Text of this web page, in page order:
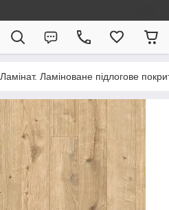
Ламінат. Ламіноване підлогове